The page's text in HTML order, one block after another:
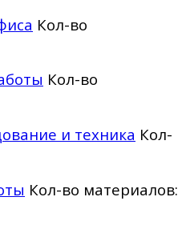
Кол-во
Кол-во
и техника Кол-
Кол-во материалов: